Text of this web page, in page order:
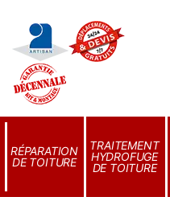
RÉPARATION
DE TOITURE
TRAITEMENT
HYDROFUGE
DE TOITURE